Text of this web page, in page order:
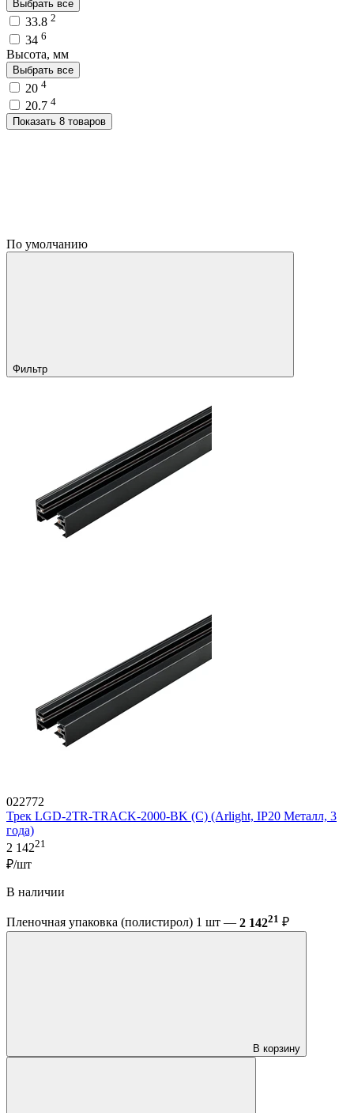
Выбрать все
33.8 2
34 6
Высота, мм
Выбрать все
20 4
20.7 4
Показать 8 товаров
По умолчанию
Фильтр
022772
Трек LGD-2TR-TRACK-2000-BK (C) (Arlight, IP20 Металл, 3
года)
2 14221
₽/шт
В наличии
Пленочная упаковка (полистирол) 1 шт — 2 14221 ₽
В корзину